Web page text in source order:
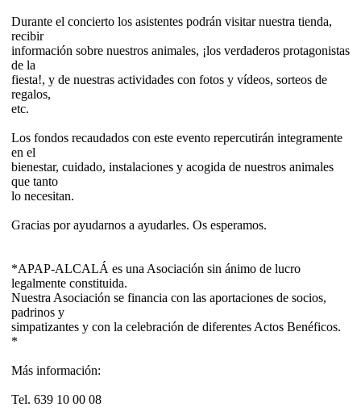
Durante el concierto los asistentes podrán visitar nuestra tienda,
recibir
información sobre nuestros animales, ¡los verdaderos protagonistas
de la
fiesta!, y de nuestras actividades con fotos y vídeos, sorteos de
regalos,
etc.
Los fondos recaudados con este evento repercutirán integramente
en el
bienestar, cuidado, instalaciones y acogida de nuestros animales
que tanto
lo necesitan.
Gracias por ayudarnos a ayudarles. Os esperamos.
*APAP-ALCALÁ es una Asociación sin ánimo de lucro
legalmente constituida.
Nuestra Asociación se financia con las aportaciones de socios,
padrinos y
simpatizantes y con la celebración de diferentes Actos Benéficos.
*
Más información:
Tel. 639 10 00 08